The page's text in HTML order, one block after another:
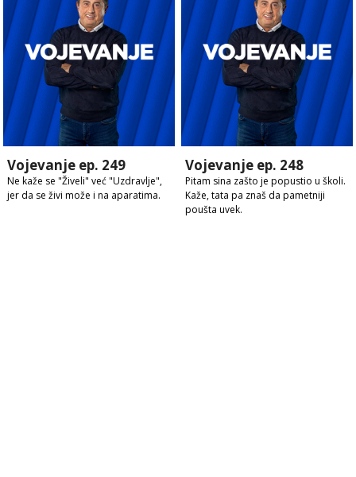
Vojevanje ep. 249
Ne kaže se "Živeli" već "Uzdravlje",
jer da se živi može i na aparatima.
Vojevanje ep. 248
Pitam sina zašto je popustio u školi.
Kaže, tata pa znaš da pametniji
poušta uvek.